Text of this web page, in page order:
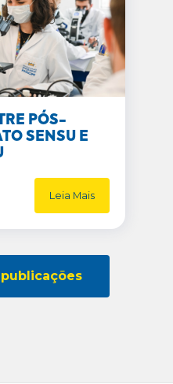
PÓS-
SENSU E
Leia Mais